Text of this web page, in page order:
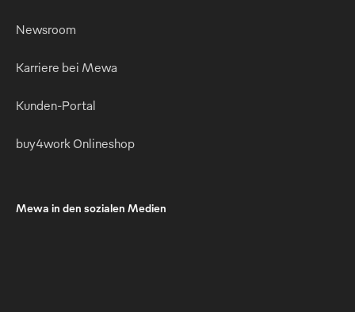
Newsroom
Karriere bei Mewa
Kunden-Portal
buy4work Onlineshop
Mewa in den sozialen Medien